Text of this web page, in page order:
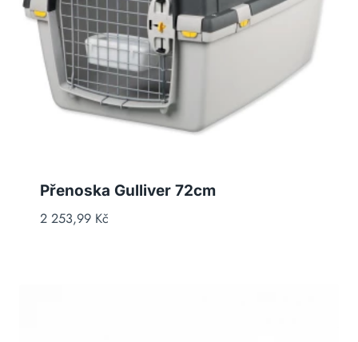
Přenoska Gulliver 72cm
2 253,99 Kč